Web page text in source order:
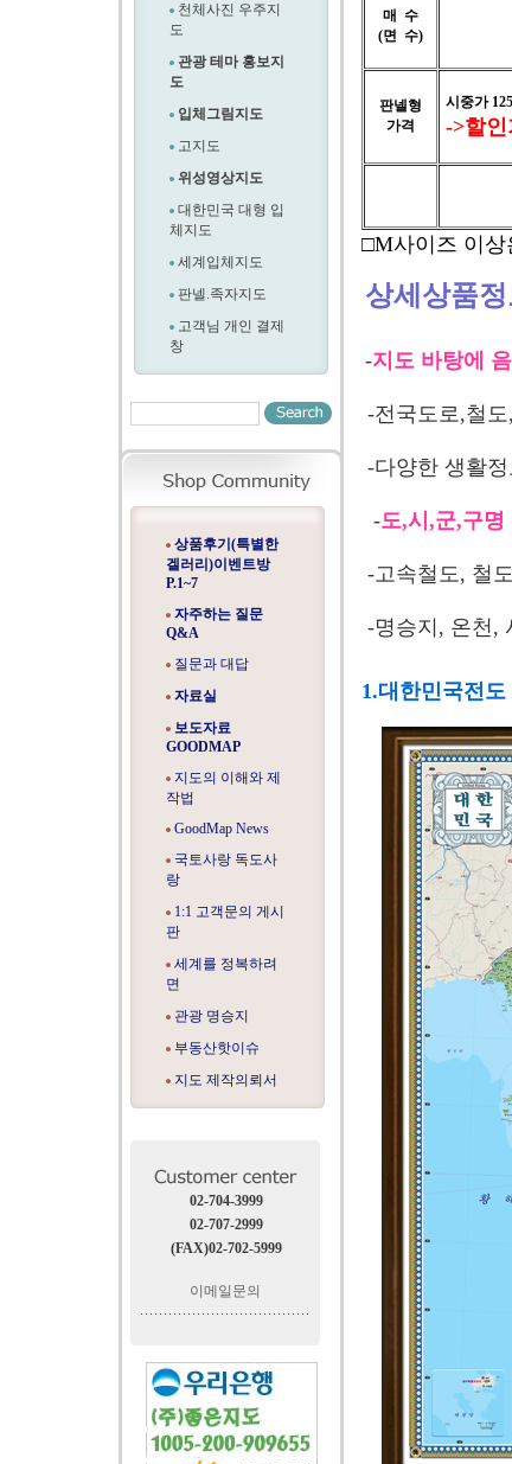
천체사진 우주지
도
관광 테마 홍보지
도
입체그림지도
고지도
위성영상지도
대한민국 대형 입
체지도
세계입체지도
판넬.족자지도
고객님 개인 결제
창
상품후기(특별한
겔러리)이벤트방
P.1~7
자주하는 질문
Q&A
질문과 대답
자료실
보도자료
GOODMAP
지도의 이해와 제
작법
GoodMap News
국토사랑 독도사
랑
1:1 고객문의 게시
판
세계를 정복하려
면
관광 명승지
부동산핫이슈
지도 제작의뢰서
02-704-3999
02-707-2999
(FAX)02-702-5999
이메일문의
매 수
(면 수)
판넬형
가격
시중가
->할인
□M사이즈 이상
상세상품
-지도 바탕에
-전국도로,철
-다양한 생활
-도,시,군,구명
-고속철도, 철
-명승지, 온천,
1.대한민국전